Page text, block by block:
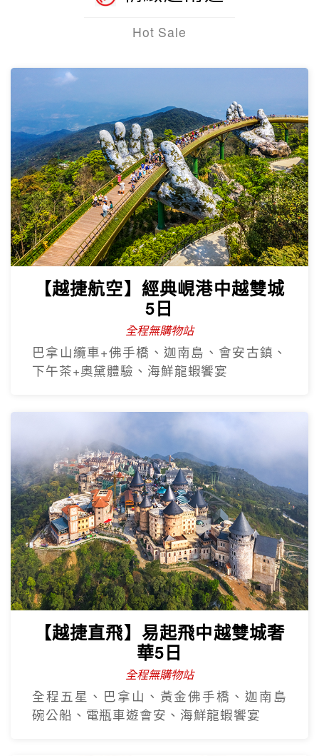
Hot Sale
【越捷航空】經典峴港中越雙城
5日
全程無購物站
巴拿山纜車+佛手橋、迦南島、會安古鎮、
下午茶+奧黛體驗、海鮮龍蝦饗宴
【越捷直飛】易起飛中越雙城奢
華5日
全程無購物站
全程五星、巴拿山、黃金佛手橋、迦南島
碗公船、電瓶車遊會安、海鮮龍蝦饗宴